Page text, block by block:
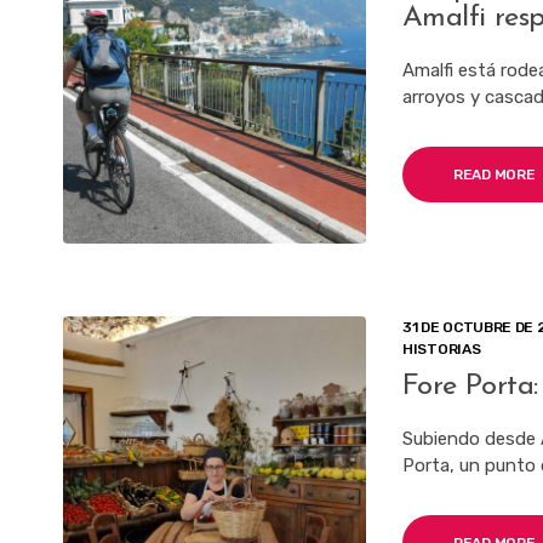
Amalfi
Amalfi está
arroyos y
READ MORE
31 DE OCTUBRE DE
HISTORIAS
Fore
Subiendo desde
Porta, un punto